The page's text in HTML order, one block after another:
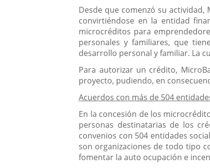
Desde que comenzó su
convirtiéndose en la entidad
microcréditos para
personales y familiares, que
desarrollo personal y familiar. La
Para autorizar un crédito,
proyecto, pudiendo, en
Acuerdos con más de 504
En la concesión de los
personas destinatarias de los
convenios con 504 entidades
son organizaciones de todo tipo
fomentar la auto ocupación e